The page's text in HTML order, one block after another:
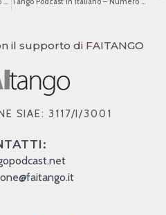
il supporto di FAITANGO
SIAE: 3117/I/3001